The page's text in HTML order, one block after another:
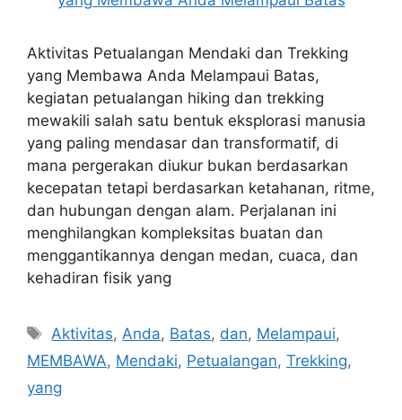
Aktivitas Petualangan Mendaki dan Trekking
yang Membawa Anda Melampaui Batas,
kegiatan petualangan hiking dan trekking
mewakili salah satu bentuk eksplorasi manusia
yang paling mendasar dan transformatif, di
mana pergerakan diukur bukan berdasarkan
kecepatan tetapi berdasarkan ketahanan, ritme,
dan hubungan dengan alam. Perjalanan ini
menghilangkan kompleksitas buatan dan
menggantikannya dengan medan, cuaca, dan
kehadiran fisik yang
Tags
Aktivitas,Anda, Batas, dan, Melampaui,
MEMBAWA, Mendaki, Petualangan, Trekking,
yang